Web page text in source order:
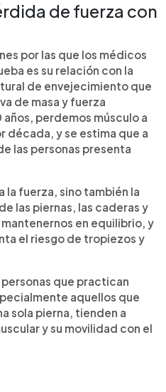
de fuerza con
por las que los médicos
es su relación con la
de envejecimiento que
de masa y fuerza
perdemos músculo a
década, y se estima que a
las personas presenta
la fuerza, sino también la
las piernas, las caderas y
en equilibrio, y
el riesgo de tropiezos y
personas que practican
aquellos que
sola pierna, tienden a
y su movilidad con el